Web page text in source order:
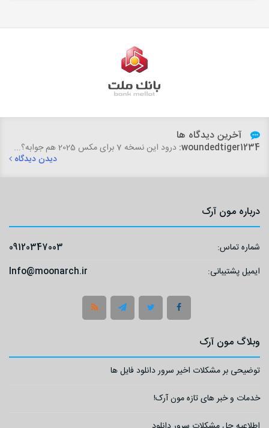
آخرین دیدگاه ها
woundedtiger1234: درود این نسخه 7 برای مکس 2025 هم جوابه؟...
دیدن دیدگاه
درباره مون آرک
شماره تماس:
09120347003
ایمیل پشتیبانی:
Info@moonarch.ir
وبلاگ مون آرک
توضیحی بر مشکلات اخیر سرور دانلود فایل ها
خدمات و خبر های تازه مون آرک!